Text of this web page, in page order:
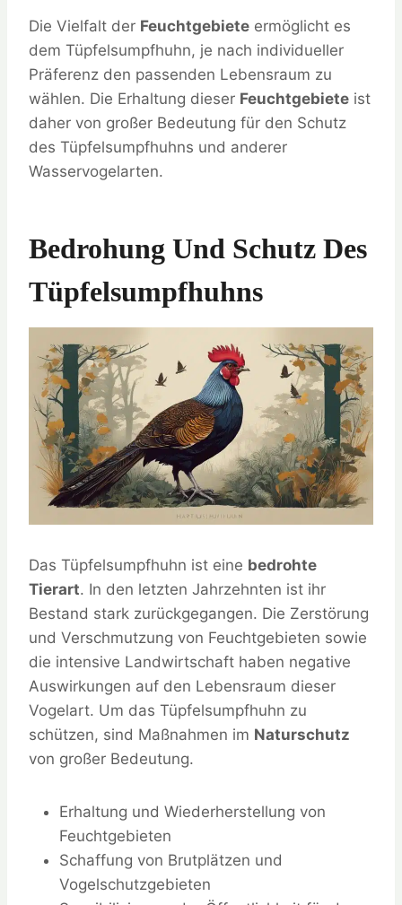
Die Vielfalt der Feuchtgebiete ermöglicht es
dem Tüpfelsumpfhuhn, je nach individueller
Präferenz den passenden Lebensraum zu
wählen. Die Erhaltung dieser Feuchtgebiete ist
daher von großer Bedeutung für den Schutz
des Tüpfelsumpfhuhns und anderer
Wasservogelarten.
Bedrohung Und Schutz Des
Tüpfelsumpfhuhns
Das Tüpfelsumpfhuhn ist eine bedrohte
Tierart. In den letzten Jahrzehnten ist ihr
Bestand stark zurückgegangen. Die Zerstörung
und Verschmutzung von Feuchtgebieten sowie
die intensive Landwirtschaft haben negative
Auswirkungen auf den Lebensraum dieser
Vogelart. Um das Tüpfelsumpfhuhn zu
schützen, sind Maßnahmen im Naturschutz
von großer Bedeutung.
Erhaltung und Wiederherstellung von
Feuchtgebieten
Schaffung von Brutplätzen und
Vogelschutzgebieten